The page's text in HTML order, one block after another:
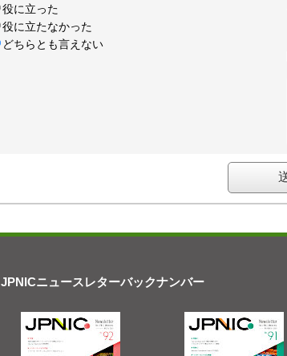
役に立った
役に立たなかった
どちらとも言えない
JPNICニュースレターバックナンバー